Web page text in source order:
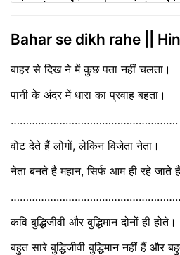
Bahar se dikh rahe ||
बाहर से दिख ने में कुछ पता नहीं चलता।
पानी के अंदर में धारा का प्रवाह बहता।
……………………………………………….
वोट देते हैं लोगों, लेकिन विजेता नेता।
नेता बनते है महान, सिर्फ आम ही रहे जाते
कवि बुद्धिजीवी और बुद्धिमान दोनों ही होते।
बहुत सारे बुद्धिजीवी बुद्धिमान नहीं हैं और